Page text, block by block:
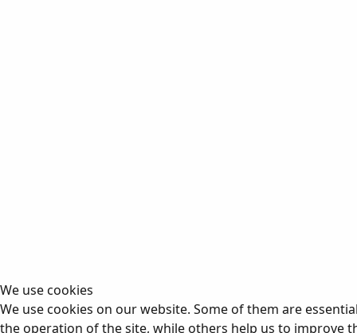
We use cookies
We use cookies on our website. Some of them are
the operation of the site, while others help us to improve